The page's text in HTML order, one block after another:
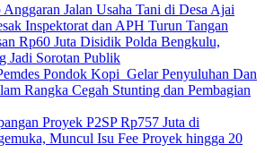
Jalan Usaha Tani di Desa Ajai
Inspektorat dan APH Turun Tangan
Rp60 Juta Disidik Polda Bengkulu,
Jadi Sorotan Publik
Pondok Kopi Gelar Penyuluhan Dan
Rangka Cegah Stunting dan Pembagian
Proyek P2SP Rp757 Juta di
Muncul Isu Fee Proyek hingga 20